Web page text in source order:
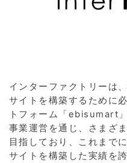
インターファクトリーは
サイトを構築するために
トフォーム「ebisumart
事業運営を通じ、さまざ
目指しており、これまで
サイトを構築した実績を